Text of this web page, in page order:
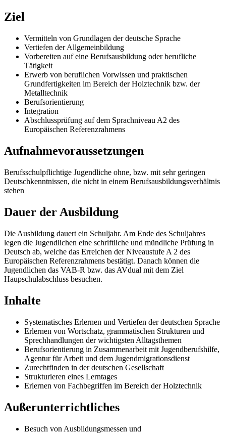
Ziel
Vermitteln von Grundlagen der deutsche Sprache
Vertiefen der Allgemeinbildung
Vorbereiten auf eine Berufsausbildung oder berufliche
Tätigkeit
Erwerb von beruflichen Vorwissen und praktischen
Grundfertigkeiten im Bereich der Holztechnik bzw. der
Metalltechnik
Berufsorientierung
Integration
Abschlussprüfung auf dem Sprachniveau A2 des
Europäischen Referenzrahmens
Aufnahmevoraussetzungen
Berufsschulpflichtige Jugendliche ohne, bzw. mit sehr geringen
Deutschkenntnissen, die nicht in einem Berufsausbildungsverhältnis
stehen
Dauer der Ausbildung
Die Ausbildung dauert ein Schuljahr. Am Ende des Schuljahres
legen die Jugendlichen eine schriftliche und mündliche Prüfung in
Deutsch ab, welche das Erreichen der Niveaustufe A 2 des
Europäischen Referenzrahmens bestätigt. Danach können die
Jugendlichen das VAB-R bzw. das AVdual mit dem Ziel
Haupschulabschluss besuchen.
Inhalte
Systematisches Erlernen und Vertiefen der deutschen Sprache
Erlernen von Wortschatz, grammatischen Strukturen und
Sprechhandlungen der wichtigsten Alltagsthemen
Berufsorientierung in Zusammenarbeit mit Jugendberufshilfe,
Agentur für Arbeit und dem Jugendmigrationsdienst
Zurechtfinden in der deutschen Gesellschaft
Strukturieren eines Lerntages
Erlernen von Fachbegriffen im Bereich der Holztechnik
Außerunterrichtliches
Besuch von Ausbildungsmessen und